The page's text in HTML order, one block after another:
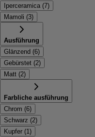
Iperceramica (7)
Mamoli (3)
Ausführung
Glänzend (6)
Gebürstet (2)
Matt (2)
Farbliche ausführung
Chrom (6)
Schwarz (2)
Kupfer (1)